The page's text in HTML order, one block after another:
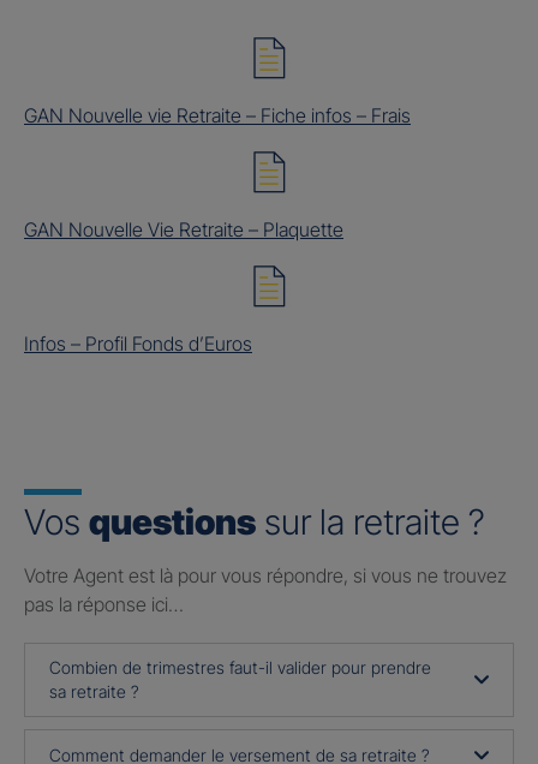
GAN Nouvelle vie Retraite – Fiche infos – Frais
GAN Nouvelle Vie Retraite – Plaquette
Infos – Profil Fonds d’Euros
Vos questions sur la retraite ?
Votre Agent est là pour vous répondre, si vous ne trouvez
pas la réponse ici…
Combien de trimestres faut-il valider pour prendre
sa retraite ?
Comment demander le versement de sa retraite ?